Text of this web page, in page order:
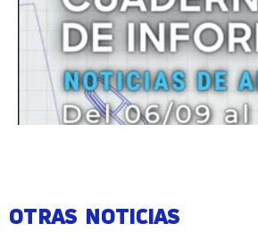
OTRAS NOTICIAS